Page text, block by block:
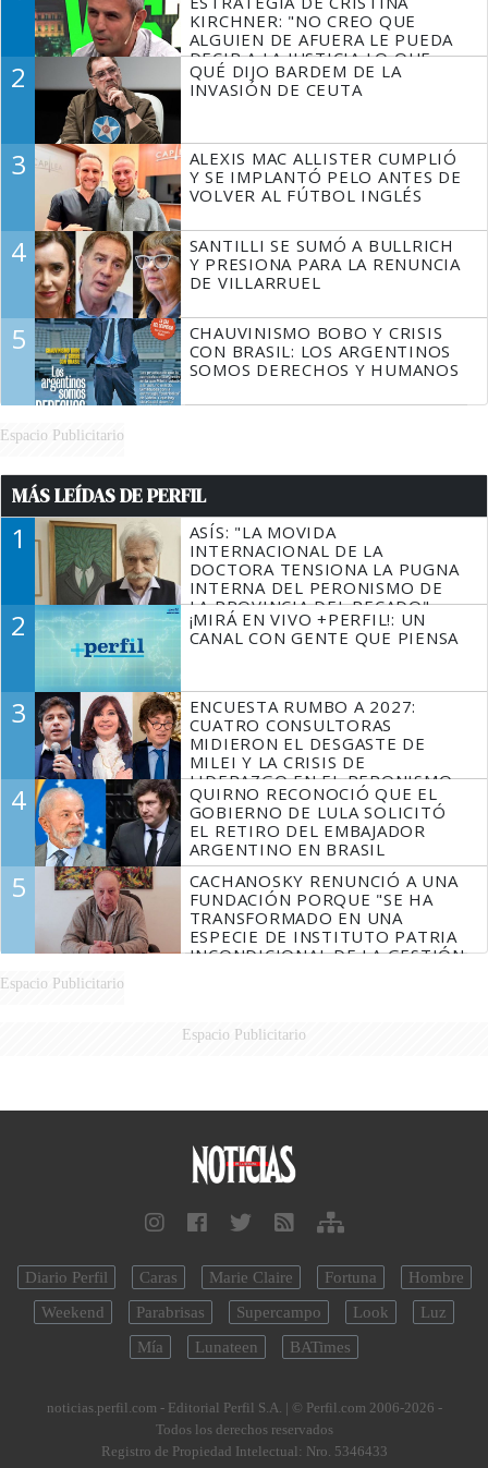
KIRCHNER: "NO CREO QUE
ALGUIEN DE AFUERA LE PUEDA
DECIR A LA JUSTICIA LO QUE
TIENE QUE HACER"
2
QUÉ DIJO BARDEM DE LA
INVASIÓN DE CEUTA
3
ALEXIS MAC ALLISTER CUMPLIÓ
Y SE IMPLANTÓ PELO ANTES DE
VOLVER AL FÚTBOL INGLÉS
4
SANTILLI SE SUMÓ A BULLRICH
Y PRESIONA PARA LA RENUNCIA
DE VILLARRUEL
5
CHAUVINISMO BOBO Y CRISIS
CON BRASIL: LOS ARGENTINOS
SOMOS DERECHOS Y HUMANOS
Espacio Publicitario
MÁS LEÍDAS DE PERFIL
1
ASÍS: "LA MOVIDA
INTERNACIONAL DE LA
DOCTORA TENSIONA LA PUGNA
INTERNA DEL PERONISMO DE
LA PROVINCIA DEL PECADO"
2
¡MIRÁ EN VIVO +PERFIL!: UN
CANAL CON GENTE QUE PIENSA
3
ENCUESTA RUMBO A 2027:
CUATRO CONSULTORAS
MIDIERON EL DESGASTE DE
MILEI Y LA CRISIS DE
LIDERAZGO EN EL PERONISMO
4
QUIRNO RECONOCIÓ QUE EL
GOBIERNO DE LULA SOLICITÓ
EL RETIRO DEL EMBAJADOR
ARGENTINO EN BRASIL
5
CACHANOSKY RENUNCIÓ A UNA
FUNDACIÓN PORQUE "SE HA
TRANSFORMADO EN UNA
ESPECIE DE INSTITUTO PATRIA
INCONDICIONAL DE LA GESTIÓN
Espacio Publicitario
Espacio Publicitario
Diario Perfil Caras Marie Claire Fortuna
Hombre
Weekend
Parabrisas Supercampo Look
Luz
Mía
Lunateen BATimes
noticias.perfil.com - Editorial Perfil S.A. | © Perfil.com 2006-2026 -
Todos los derechos reservados
Registro de Propiedad Intelectual: Nro. 5346433